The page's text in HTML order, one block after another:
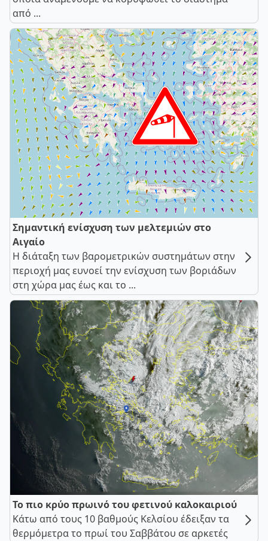
από ...
Σημαντική ενίσχυση των μελτεμιών στο
Αιγαίο
Η διάταξη των βαρομετρικών συστημάτων στην
περιοχή μας ευνοεί την ενίσχυση των βοριάδων
στη χώρα μας έως και το ...
Το πιο κρύο πρωινό του φετινού καλοκαιριού
Κάτω από τους 10 βαθμούς Κελσίου έδειξαν τα
θερμόμετρα το πρωί του Σαββάτου σε αρκετές